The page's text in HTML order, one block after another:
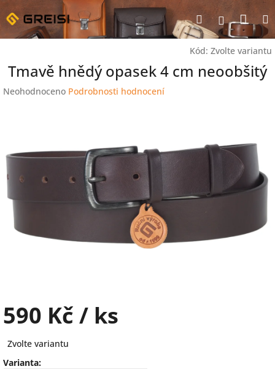
na
Hledat
Kód: Zvolte variantu
Tmavě hnědý opasek 4 cm neoobšitý
Průměrné
5
hvězdiček.
Neohodnoceno Podrobnosti hodnocení
590 Kč / ks
cena:
Zvolte variantu
Varianta: